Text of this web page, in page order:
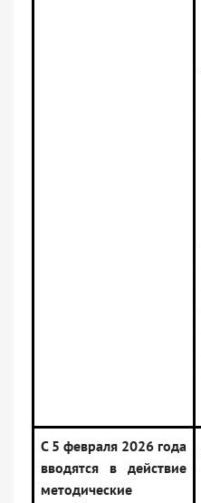
С 5 февраля 2026 года
вводятся в действие
методические